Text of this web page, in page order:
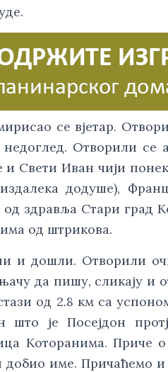
се вјетар.
Отворили се
и Свети Иван чији
додуше),
здравља Стари град
од штрикова.
и дошли. Отворили
да пишу, сликају и
од 2.8 км са
што је Посејдон
Kоторанима. Приче
добио име. Причаћемо